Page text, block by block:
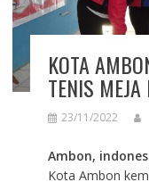
KOTA
TENIS
23/11/2022
Ambon,
Kota Ambon